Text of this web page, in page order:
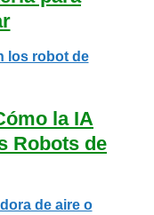
la IA
Robots de